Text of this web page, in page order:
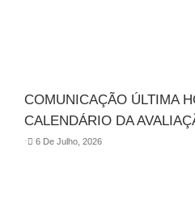
COMUNICAÇÃO ÚLTIMA
CALENDÁRIO DA
⋅ 6 De Julho, 2026